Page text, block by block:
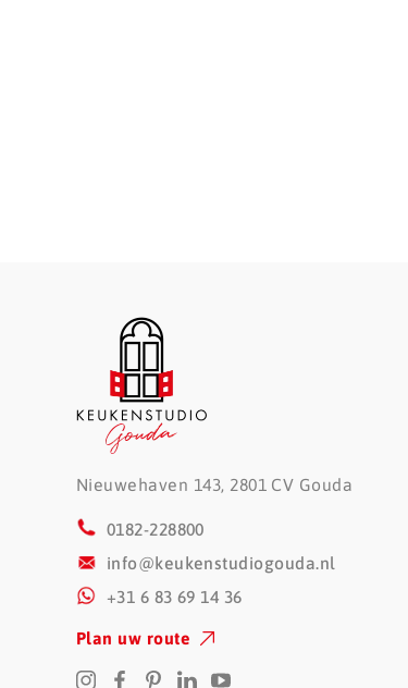
Nieuwehaven 143, 2801 CV Gouda
0182-228800
info@keukenstudiogouda.nl
+31 6 83 69 14 36
Plan uw route